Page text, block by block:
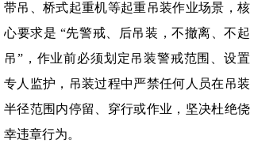
带吊、桥式起重机等起重吊装作业场景，核
心要求是 “先警戒、后吊装，不撤离、不起
吊”，作业前必须划定吊装警戒范围、设置
专人监护，吊装过程中严禁任何人员在吊装
半径范围内停留、穿行或作业，坚决杜绝侥
幸违章行为。